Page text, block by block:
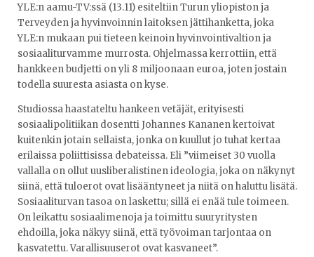
YLE:n aamu-TV:ssä (13.11) esiteltiin Turun yliopiston ja
Terveyden ja hyvinvoinnin laitoksen jättihanketta, joka
YLE:n mukaan pui tieteen keinoin hyvinvointivaltion ja
sosiaaliturvamme murrosta. Ohjelmassa kerrottiin, että
hankkeen budjetti on yli 8 miljoonaan euroa, joten jostain
todella suuresta asiasta on kyse.
Studiossa haastateltu hankeen vetäjät, erityisesti
sosiaalipolitiikan dosentti Johannes Kananen kertoivat
kuitenkin jotain sellaista, jonka on kuullut jo tuhat kertaa
erilaissa poliittisissa debateissa. Eli ”viimeiset 30 vuolla
vallalla on ollut uusliberalistinen ideologia, joka on näkynyt
siinä, että tuloerot ovat lisääntyneet ja niitä on haluttu lisätä.
Sosiaaliturvan tasoa on laskettu; sillä ei enää tule toimeen.
On leikattu sosiaalimenoja ja toimittu suuryritysten
ehdoilla, joka näkyy siinä, että työvoiman tarjontaa on
kasvatettu. Varallisuuserot ovat kasvaneet”.